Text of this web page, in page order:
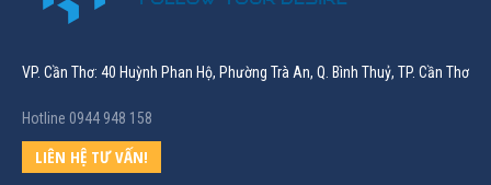
VP. Cần Thơ: 40 Huỳnh Phan Hộ, Phường Trà An, Q. Bình Thuỷ, TP. Cần Thơ
Hotline 0944 948 158
LIÊN HỆ TƯ VẤN!